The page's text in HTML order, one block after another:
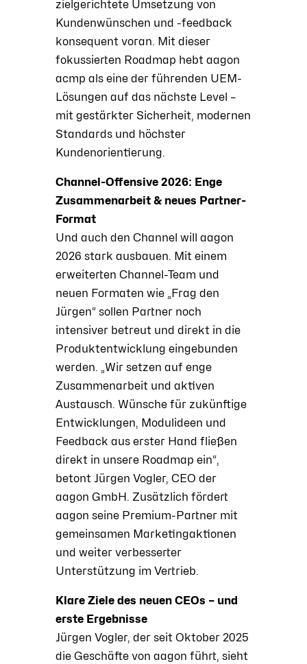
zielgerichtete Umsetzung von
Kundenwünschen und -feedback
konsequent voran. Mit dieser
fokussierten Roadmap hebt aagon
acmp als eine der führenden UEM-
Lösungen auf das nächste Level –
mit gestärkter Sicherheit, modernen
Standards und höchster
Kundenorientierung.
Channel-Offensive 2026: Enge
Zusammenarbeit & neues Partner-
Format
Und auch den Channel will aagon
2026 stark ausbauen. Mit einem
erweiterten Channel-Team und
neuen Formaten wie „Frag den
Jürgen“ sollen Partner noch
intensiver betreut und direkt in die
Produktentwicklung eingebunden
werden. „Wir setzen auf enge
Zusammenarbeit und aktiven
Austausch. Wünsche für zukünftige
Entwicklungen, Modulideen und
Feedback aus erster Hand fließen
direkt in unsere Roadmap ein“,
betont Jürgen Vogler, CEO der
aagon GmbH. Zusätzlich fördert
aagon seine Premium-Partner mit
gemeinsamen Marketingaktionen
und weiter verbesserter
Unterstützung im Vertrieb.
Klare Ziele des neuen CEOs – und
erste Ergebnisse
Jürgen Vogler, der seit Oktober 2025
die Geschäfte von aagon führt, sieht